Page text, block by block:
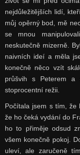
nejdůležitějších lidí,
můj opěrný bod, mě
se mnou
neskutečně mizerně.
naivních ideí a měla
konečně něco vzít
průšvih s Peterem a
stoprocentní režii.
Počítala jsem s tím, že
že ho čeká vydání do
ho to přiměje odsud
všem konečně pokoj.
uleví, ale zaručeně